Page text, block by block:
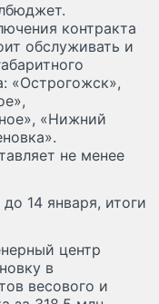
контракта
обслуживать и
«Острогожск»,
«Нижний
не менее
14 января, итоги
центр
в
весового и